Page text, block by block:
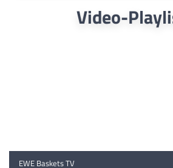
Video-
EWE Baskets TV